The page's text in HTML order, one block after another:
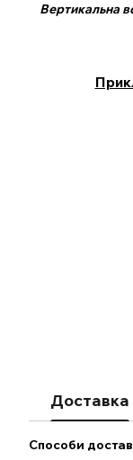
Доставка
Способи